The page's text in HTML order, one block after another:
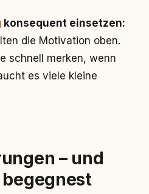
konsequent einsetzen:
die Motivation oben.
schnell merken, wenn
es viele kleine
– und